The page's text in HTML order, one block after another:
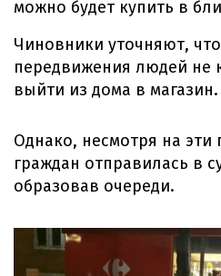
можно будет купить в
Чиновники уточняют,
передвижения людей не
выйти из дома в магазин.
Однако, несмотря на эти
граждан отправилась в
образовав очереди.